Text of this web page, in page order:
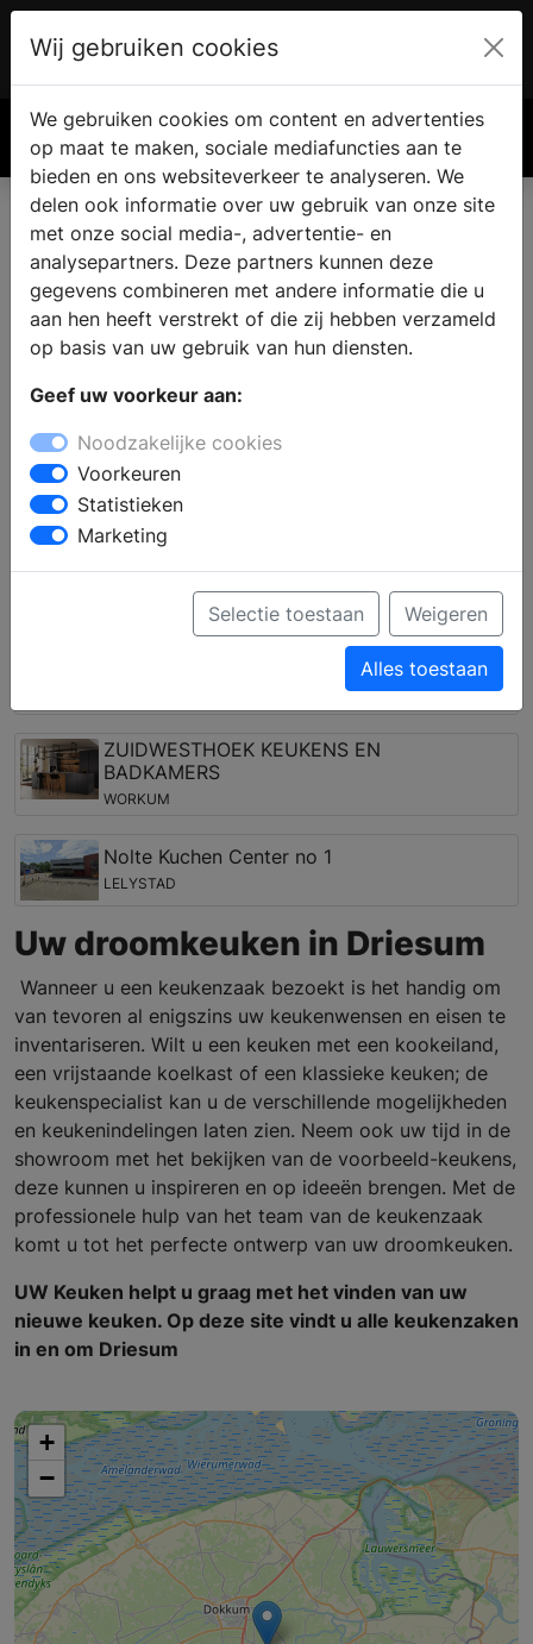
€ 0.00
Keukens in Driesum
Zoekt u een keukenzaak voor een nieuwe keuken in
Driesum ? In de showroom kunt u kiezen uit
verschillende keukenstijlen: een moderne keuken, een
afspraak en laat u informeren over de verschillende
mogelijkheden op het gebied van keukenapparatuur,
werkbladen en opbergmogelijkheden. Uw specifieke
wensen kunnen door het ervaren team worden vertaald
Keukenwinkels in de regio Driesum
ZUIDWESTHOEK KEUKENS EN
BADKAMERS
WORKUM
Nolte Kuchen Center no 1
LELYSTAD
Uw droomkeuken in Driesum
Wanneer u een keukenzaak bezoekt is het handig om
van tevoren al enigszins uw keukenwensen en eisen te
inventariseren. Wilt u een keuken met een kookeiland,
een vrijstaande koelkast of een klassieke keuken; de
keukenspecialist kan u de verschillende mogelijkheden
en keukenindelingen laten zien. Neem ook uw tijd in de
showroom met het bekijken van de voorbeeld-keukens,
deze kunnen u inspireren en op ideeën brengen. Met de
professionele hulp van het team van de keukenzaak
komt u tot het perfecte ontwerp van uw droomkeuken.
UW Keuken helpt u graag met het vinden van uw
nieuwe keuken. Op deze site vindt u alle keukenzaken
in en om Driesum
+
−
Wij gebruiken cookies
We gebruiken cookies om content en advertenties
op maat te maken, sociale mediafuncties aan te
bieden en ons websiteverkeer te analyseren. We
delen ook informatie over uw gebruik van onze site
met onze social media-, advertentie- en
analysepartners. Deze partners kunnen deze
gegevens combineren met andere informatie die u
aan hen heeft verstrekt of die zij hebben verzameld
op basis van uw gebruik van hun diensten.
Geef uw voorkeur aan:
Noodzakelijke cookies
Voorkeuren
Statistieken
Marketing
Selectie toestaan Weigeren
Alles toestaan